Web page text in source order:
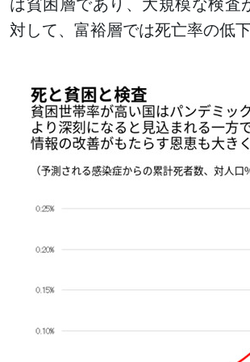
対して、富裕層では死亡率の低